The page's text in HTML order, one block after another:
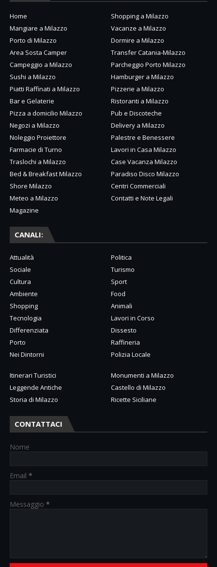
Home
Shopping a Milazzo
Mangiare a Milazzo
Vacanze a Milazzo
Porto di Milazzo
Dormire a Milazzo
Area Sosta Camper
Transfer Catania-Milazzo
Campeggio a Milazzo
Parcheggio Porto Milazzo
Sushi a Milazzo
Hamburger a Milazzo
Piatti Raffinati a Milazzo
Pizzerie a Milazzo
Bar e Gelaterie
Ristoranti a Milazzo
Pizza a domicilio Milazzo
Pub e Discoteche
Negozi a Milazzo
Delivery a Milazzo
Noleggio Proiettore
Palestre e Benessere
Farmacie di Turno
Lavori in Casa Milazzo
Traslochi a Milazzo
Case Vacanza Milazzo
Bed & Breakfast Milazzo
Paradiso Disco Milazzo
Shore Milazzo
Centri Commerciali
Meteo a Milazzo
Contatti e Note Legali
Magazine
CANALI:
Attualità
Politica
Sociale
Turismo
Cultura
Sport
Ambiente
Food
Shopping
Animali
Tecnologia
Lavori in Corso
Differenziata
Dissesto
Porto
Raffineria
Nei Dintorni
Polizia Locale
Itinerari Turistici
Monumenti a Milazzo
Leggende Antiche
Castello di Milazzo
Storia di Milazzo
Ricette Siciliane
CONTATTACI
Nome
Email *
Messaggio *